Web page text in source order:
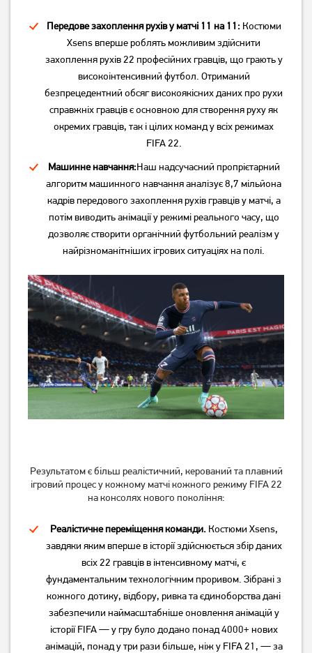
Гра Farming Simulator 22
Russian version)
1 049грн
Немає в наявності
Гра Call of Duty: Vanguard
для PS5 (Blu-ray-диск,
Russian version)
1 749грн
Немає в наявності
Передове захоплення рухів у матчі 11 на 11:Костюми
Xsens вперше роблять можливим здійснити
захоплення рухів 22 професійних гравців, що грають у
високоінтенсивний футбол. Отриманий
безпрецедентний обсяг високоякісних даних про рухи
справжніх гравців є основною для створення руху як
окремих гравців, так і цілих команд у всіх режимах
FIFA 22.
Машинне навчання:Наш надсучасний пропрієтарний
алгоритм машинного навчання аналізує 8,7 мільйона
кадрів передового захоплення рухів гравців у матчі, а
потім виводить анімації у режимі реального часу, що
дозволяє створити органічний футбольний реалізм у
найрізноманітніших ігрових ситуаціях на полі.
Результатом є більш реалістичний, керований та плавний
ігровий процес у кожному матчі кожного режиму FIFA 22
на консолях нового покоління:
Реалістичне переміщення команди.Костюми Xsens,
завдяки яким вперше в історії здійснюється збір даних
всіх 22 гравців в інтенсивному матчі, є
фундаментальним технологічним проривом. Зібрані з
кожного дотику, відбору, ривка та єдиноборства дані
забезпечили наймасштабніше оновлення анімацій у
історії FIFA — у гру було додано понад 4000+ нових
анімацій, понад у три рази більше, ніж у FIFA 21, — за